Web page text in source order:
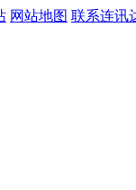
网站地图 联系连讯